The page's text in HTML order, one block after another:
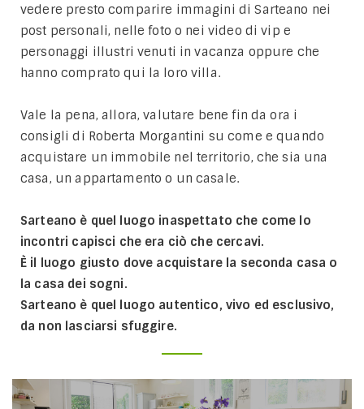
vedere presto comparire immagini di Sarteano nei
post personali, nelle foto o nei video di vip e
personaggi illustri venuti in vacanza oppure che
hanno comprato qui la loro villa.
Vale la pena, allora, valutare bene fin da ora i
consigli di Roberta Morgantini su come e quando
acquistare un immobile nel territorio, che sia una
casa, un appartamento o un casale.
Sarteano è quel luogo inaspettato che come lo
incontri capisci che era ciò che cercavi.
È il luogo giusto dove acquistare la seconda casa o
la casa dei sogni.
Sarteano è quel luogo autentico, vivo ed esclusivo,
da non lasciarsi sfuggire.